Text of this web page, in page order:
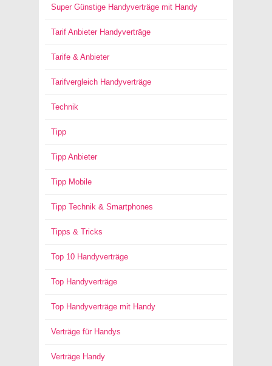
Super Günstige Handyverträge mit Handy
Tarif Anbieter Handyverträge
Tarife & Anbieter
Tarifvergleich Handyverträge
Technik
Tipp
Tipp Anbieter
Tipp Mobile
Tipp Technik & Smartphones
Tipps & Tricks
Top 10 Handyverträge
Top Handyverträge
Top Handyverträge mit Handy
Verträge für Handys
Verträge Handy